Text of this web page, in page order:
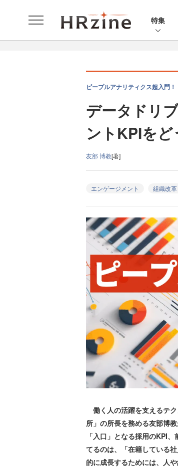
特集
ピープルアナリティクス超入門
データドリ
ントKPIを
友部 博教[著]
エンゲージメント 組織改
働く人の活躍を支えるテ
所」の所長を務める友部博
「入口」となる採用のKPI
てるのは、「在籍している
的に成長するためには、人